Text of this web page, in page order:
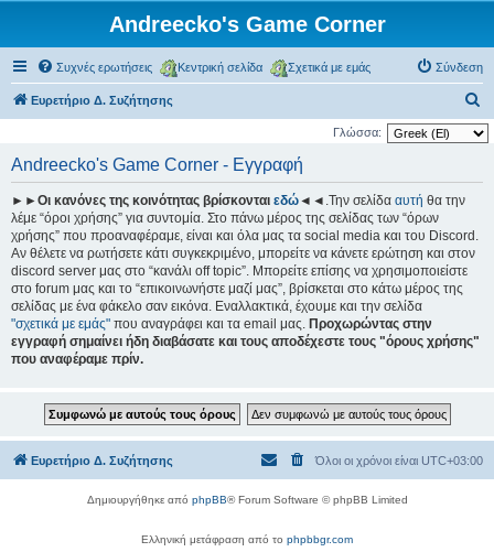
Andreecko's Game Corner
Συχνές ερωτήσεις Κεντρική σελίδα Σχετικά με εμάς Σύνδεση
Ευρετήριο Δ. Συζήτησης
ν
Γλώσσα:
Andreecko's Game Corner - Εγγραφή
►►Οι κανόνες της κοινότητας βρίσκονται εδώ◄◄.Την σελίδα αυτή θα την
λέμε “όροι χρήσης” για συντομία. Στο πάνω μέρος της σελίδας των “όρων
χρήσης” που προαναφέραμε, είναι και όλα μας τα social media και του Discord.
Αν θέλετε να ρωτήσετε κάτι συγκεκριμένο, μπορείτε να κάνετε ερώτηση και στον
discord server μας στο “κανάλι off topic”. Μπορείτε επίσης να χρησιμοποιείστε
στο forum μας και το “επικοινωνήστε μαζί μας”, βρίσκεται στο κάτω μέρος της
σελίδας με ένα φάκελο σαν εικόνα. Εναλλακτικά, έχουμε και την σελίδα
"σχετικά με εμάς" που αναγράφει και τα email μας. Προχωρώντας στην
εγγραφή σημαίνει ήδη διαβάσατε και τους αποδέχεστε τους "όρους χρήσης"
που αναφέραμε πρίν.
Ευρετήριο Δ. Συζήτησης Όλοι οι χρόνοι είναι UTC+03:00
Δημιουργήθηκε από phpBB® Forum Software © phpBB Limited
Ελληνική μετάφραση από το phpbbgr.com